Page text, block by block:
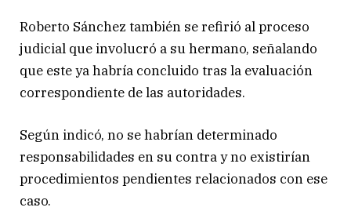
Roberto Sánchez también se refirió al proceso
judicial que involucró a su hermano, señalando
que este ya habría concluido tras la evaluación
correspondiente de las autoridades.
Según indicó, no se habrían determinado
responsabilidades en su contra y no existirían
procedimientos pendientes relacionados con ese
caso.